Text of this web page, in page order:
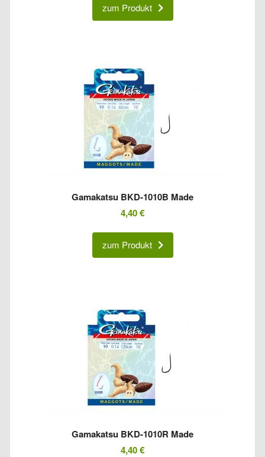
zum Produkt
Gamakatsu BKD-1010B Made
4,40€
zum Produkt
Gamakatsu BKD-1010R Made
4,40€